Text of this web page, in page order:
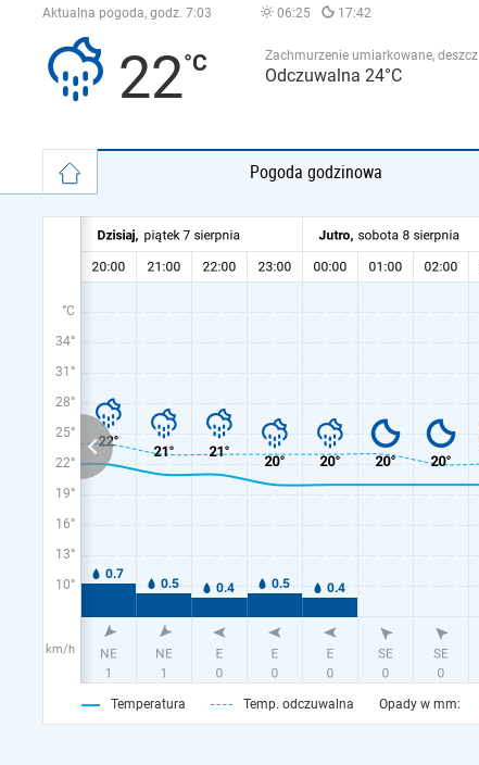
Aktualna pogoda, godz. 7:03 06:25 17:42
22 Zachmurzenie umiarkowane, deszcz
Odczuwalna 24°C
Pogoda godzinowa
°C
34°
31°
28°
25°
22°
19°
16°
13°
10°
km/h
Temperatura Temp. odczuwalna Opady w mm: